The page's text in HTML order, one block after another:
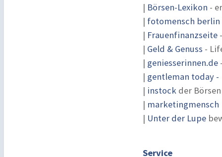
| Börsen-Lexikon -
| fotomensch berlin
| Frauenfinanzseite
| Geld & Genuss -
| geniesserinnen.de
| gentleman today -
| instock der
|
| Unter der Lupe
Service